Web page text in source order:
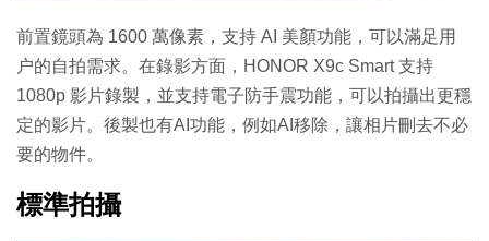
前置鏡頭為 1600 萬像素，支持 AI 美顏功能，可以滿足用
户的自拍需求。在錄影方面，HONOR X9c Smart 支持
1080p 影片錄製，並支持電子防手震功能，可以拍攝出更穩
定的影片。後製也有AI功能，例如AI移除，讓相片刪去不必
要的物件。
標準拍攝